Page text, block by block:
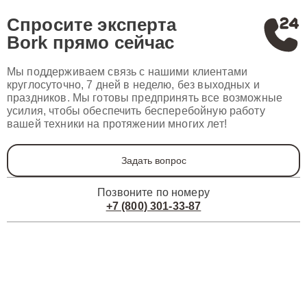
Спросите эксперта
Bork прямо сейчас
Мы поддерживаем связь с нашими клиентами
круглосуточно, 7 дней в неделю, без выходных и
праздников. Мы готовы предпринять все возможные
усилия, чтобы обеспечить бесперебойную работу
вашей техники на протяжении многих лет!
Задать вопрос
Позвоните по номеру
+7 (800) 301-33-87